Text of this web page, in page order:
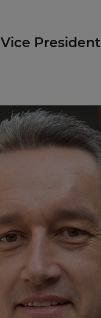
Vice President